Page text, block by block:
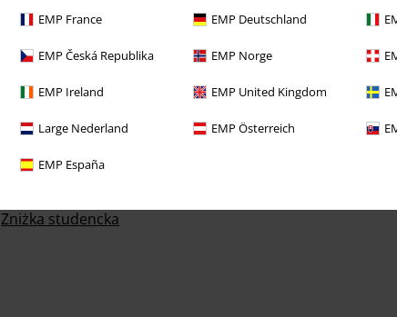
EMP France EMP Deutschland
EMP Česká Republika EMP Norge
EMP Ireland EMP United Kingdom
Large Nederland EMP Österreich
EMP España
Zniżka studencka